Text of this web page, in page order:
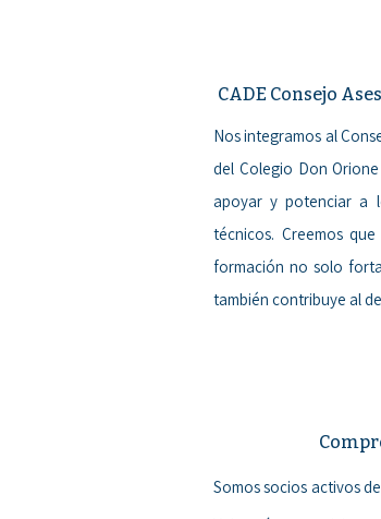
CADE Consejo
Nos integramos al
del Colegio Don
apoyar y potenciar a
técnicos. Creemos
formación no solo
también contribuye al
Somos socios activos